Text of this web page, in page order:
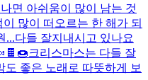
면 아쉬움이 많이 남는 것
많이 떠오르는 한 해가 되
...다들 잘지내시고 있나요
크리스마스는 다들 잘
도 좋은 노래로 따뜻하게 보